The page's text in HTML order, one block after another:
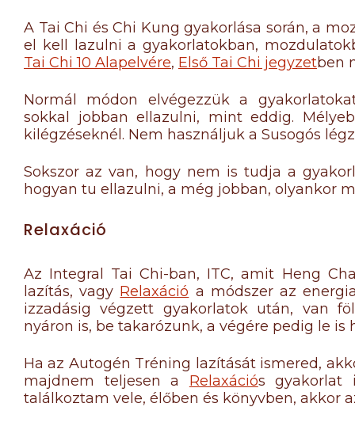
A Tai Chi és Chi Kung gyakorlása során, a
el kell lazulni a gyakorlatokban,
Tai Chi 10 Alapelvére, Első Tai Chi jegyzetben
Normál módon elvégezzük a
sokkal jobban ellazulni, mint eddig.
kilégzéseknél. Nem használjuk a Susogós
Sokszor az van, hogy nem is tudja a
hogyan tu ellazulni, a még jobban, olyankor
Relaxáció
Az Integral Tai Chi-ban, ITC, amit Heng
lazítás, vagy Relaxáció a módszer az
izzadásig végzett gyakorlatok után, van
nyáron is, be takarózunk, a végére pedig le is
Ha az Autogén Tréning lazítását ismered,
majdnem teljesen a Relaxációs gyakorlat
találkoztam vele, élőben és könyvben, akkor